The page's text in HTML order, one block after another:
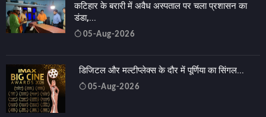
कटिहार के बरारी में अवैध अस्पताल पर चला प्रशासन का
डंडा,...
05-Aug-2026
डिजिटल और मल्टीप्लेक्स के दौर में पूर्णिया का सिंगल...
05-Aug-2026